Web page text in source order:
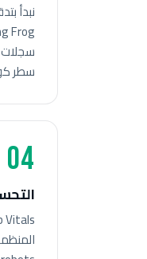
نبدأ
سطر
04